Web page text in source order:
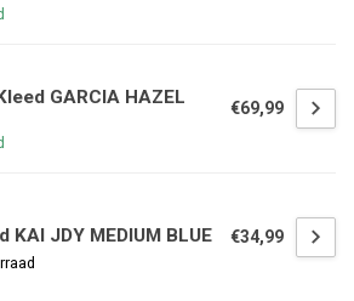
GARCIA HAZEL
€69,99
KAI JDY MEDIUM BLUE €34,99